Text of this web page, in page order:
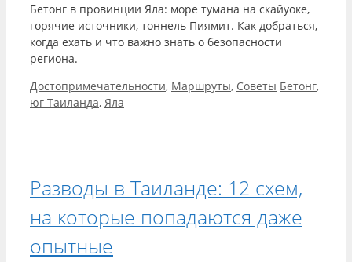
Бетонг в провинции Яла: море тумана на скайуоке,
горячие источники, тоннель Пиямит. Как добраться,
когда ехать и что важно знать о безопасности
региона.
Рубрики
Достопримечательности, Маршруты, Советы Метки
Бетонг,
юг Таиланда, Яла
Разводы в Таиланде: 12 схем,
на которые попадаются даже
опытные